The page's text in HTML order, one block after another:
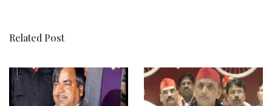
Related Post